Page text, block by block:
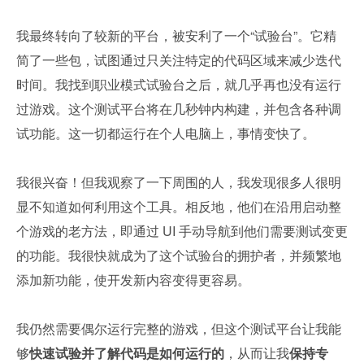
我最终转向了较新的平台，被安利了一个“试验台”。它精
简了一些包，试图通过只关注特定的代码区域来减少迭代
时间。我找到职业模式试验台之后，就几乎再也没有运行
过游戏。这个测试平台将在几秒钟内构建，并包含各种调
试功能。这一切都运行在个人电脑上，事情变快了。
我很兴奋！但我观察了一下周围的人，我发现很多人很明
显不知道如何利用这个工具。相反地，他们在沿用启动整
个游戏的老方法，即通过 UI 手动导航到他们需要测试变更
的功能。我很快就成为了这个试验台的拥护者，并频繁地
添加新功能，使开发新内容变得更容易。
我仍然需要偶尔运行完整的游戏，但这个测试平台让我能
够快速试验并了解代码是如何运行的 ，从而让我保持专